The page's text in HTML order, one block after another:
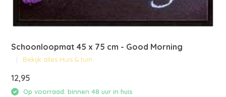
Schoonloopmat 45 x 75 cm - Good Morning
Bekijk alles Huis & tuin
12,95
Op voorraad: binnen 48 uur in huis